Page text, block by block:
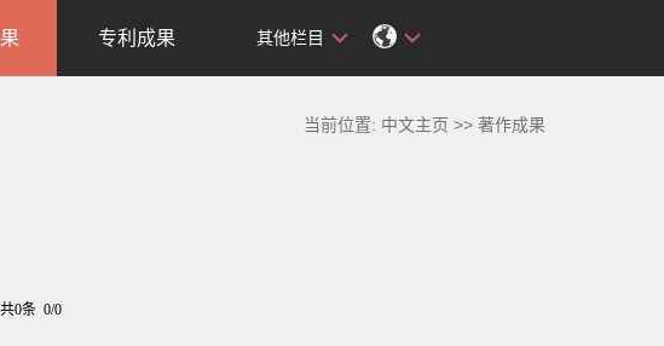
专利成果 其他栏目
当前位置: 中文主页 >>著作成果
共0条 0/0